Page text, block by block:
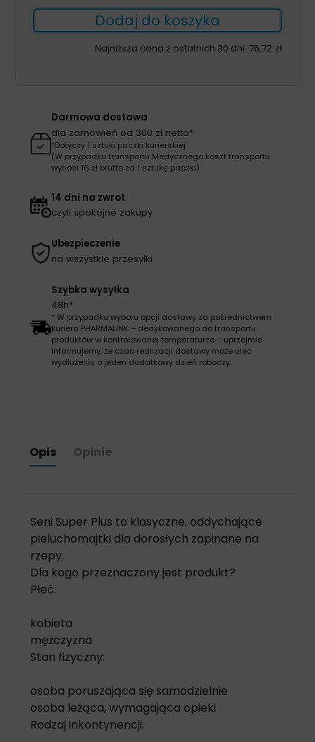
Super
Seni
Plus
Dodaj do koszyka
Najniższa cena z ostatnich 30 dni: 76,72 zł
Darmowa dostawa
dla zamówień od 300 zł netto*
*Dotyczy 1 sztuki paczki kurierskiej
(W przypadku transportu Medycznego koszt transportu
wynosi 16 zł brutto za 1 sztukę paczki)
14 dni na zwrot
czyli spokojne zakupy
Ubezpieczenie
na wszystkie przesyłki
Szybka wysyłka
48h*
* W przypadku wyboru opcji dostawy za pośrednictwem
kuriera PHARMALINK – dedykowanego do transportu
produktów w kontrolowanej temperaturze – uprzejmie
informujemy, że czas realizacji dostawy może ulec
wydłużeniu o jeden dodatkowy dzień roboczy.
Opis Opinie
Seni Super Plus to klasyczne, oddychające
pieluchomajtki dla dorosłych zapinane na
rzepy.
Dla kogo przeznaczony jest produkt?
Płeć:
kobieta
mężczyzna
Stan fizyczny:
osoba poruszająca się samodzielnie
osoba leżąca, wymagająca opieki
Rodzaj inkontynencji: